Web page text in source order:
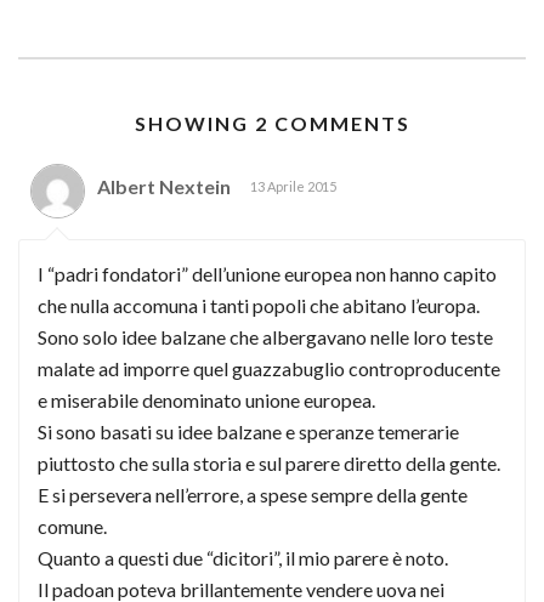
SHOWING 2 COMMENTS
Albert Nextein 13 Aprile 2015
I “padri fondatori” dell’unione europea non hanno capito
che nulla accomuna i tanti popoli che abitano l’europa.
Sono solo idee balzane che albergavano nelle loro teste
malate ad imporre quel guazzabuglio controproducente
e miserabile denominato unione europea.
Si sono basati su idee balzane e speranze temerarie
piuttosto che sulla storia e sul parere diretto della gente.
E si persevera nell’errore, a spese sempre della gente
comune.
Quanto a questi due “dicitori”, il mio parere è noto.
Il padoan poteva brillantemente vendere uova nei